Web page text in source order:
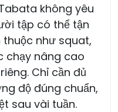
không yêu
tập có thể tận
như squat,
chạy nâng cao
Chỉ cần đủ
độ đúng chuẩn,
sau vài tuần.